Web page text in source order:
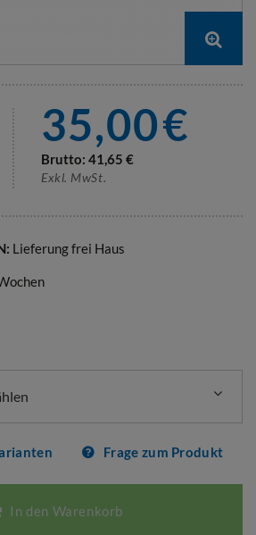
35,00€
Brutto: 41,65 €
Exkl. MwSt.
Lieferung frei Haus
Frage zum Produkt
In den Warenkorb